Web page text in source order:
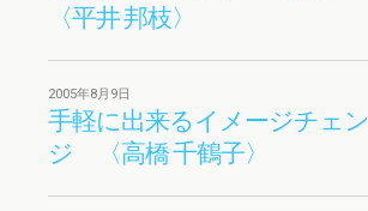
〈平井 邦枝〉
2005年8月9日
手軽に出来るイメージチェン
ジ 〈高橋 千鶴子〉